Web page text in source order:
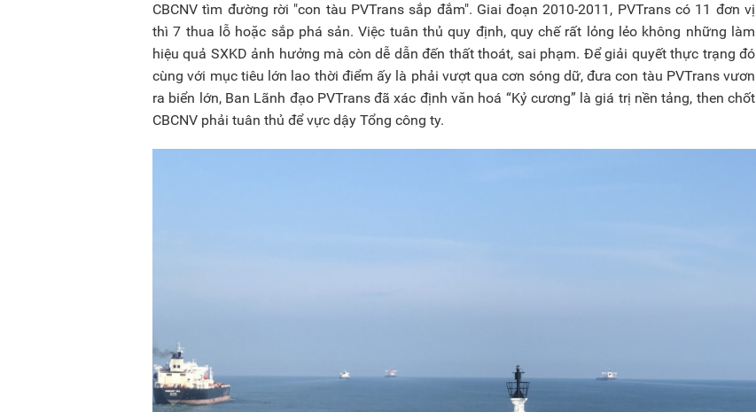
CBCNV tìm đường rời "con tàu PVTrans sắp đắm". Giai đoạn 2010-2011, PVTrans có 11 đơn vị
thì 7 thua lỗ hoặc sắp phá sản. Việc tuân thủ quy định, quy chế rất lỏng lẻo không những làm
hiệu quả SXKD ảnh hưởng mà còn dễ dẫn đến thất thoát, sai phạm. Để giải quyết thực trạng đó
cùng với mục tiêu lớn lao thời điểm ấy là phải vượt qua cơn sóng dữ, đưa con tàu PVTrans vươn
ra biển lớn, Ban Lãnh đạo PVTrans đã xác định văn hoá “Kỷ cương” là giá trị nền tảng, then chốt
CBCNV phải tuân thủ để vực dậy Tổng công ty.